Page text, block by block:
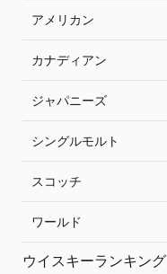
アメリカン
カナディアン
ジャパニーズ
シングルモルト
スコッチ
ワールド
ウイスキーランキング